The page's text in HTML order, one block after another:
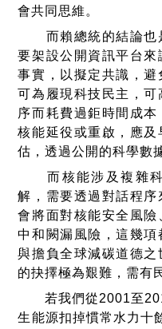
會共同思維。
而賴總統的結論也
要架設公開資訊平台
事實，以擬定共識，
可為履現科技民主，
序而耗費過鉅時間成
核能延役或重啟，應
估，透過公開的科學數
而核能涉及複雜科
解，需要透過對話程
會將面對核能安全風
中和闕漏風險，這幾
與擔負全球減碳道德
的抉擇極為艱難，需有
若我們從2001至
生能源扣掉慣常水力十